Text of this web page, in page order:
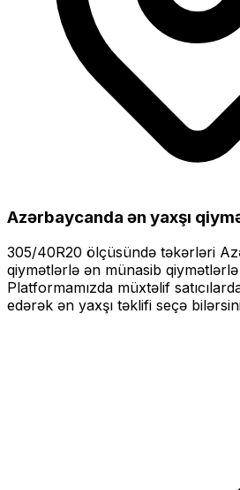
Azərbaycanda ən yaxşı
305/40R20 ölçüsündə təkərləri
qiymətlərlə ən münasib
Platformamızda müxtəlif
edərək ən yaxşı təklifi seçə